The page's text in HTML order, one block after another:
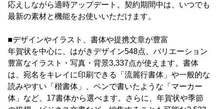
応えしながら適時アップデート。契約期間中は、いつでも
最新の素材と機能をお使いいただけます。
■デザインやイラスト、書体や提携文章が豊富
年賀状を中心に、はがきデザイン548点、バリエーション
豊富なイラスト・写真・背景3,337点が使えます。書体
は、宛名をキレイに印刷できる「流麗行書体」や一般的な
読みやすい「楷書体」、ペンで書いたような「マーカー
体」など、17書体から選べます。さらに、年賀状や季節